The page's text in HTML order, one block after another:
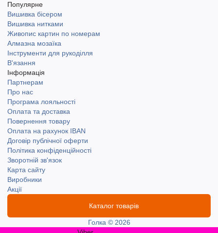
Популярне
Вишивка бісером
Вишивка нитками
Живопис картин по номерам
Алмазна мозаїка
Інструменти для рукоділля
В'язання
Інформація
Партнерам
Про нас
Програма лояльності
Оплата та доставка
Повернення товару
Оплата на рахунок IBAN
Договір публічної оферти
Політика конфіденційності
Зворотній зв'язок
Карта сайту
Виробники
Акції
Каталог товарів
Голка © 2026